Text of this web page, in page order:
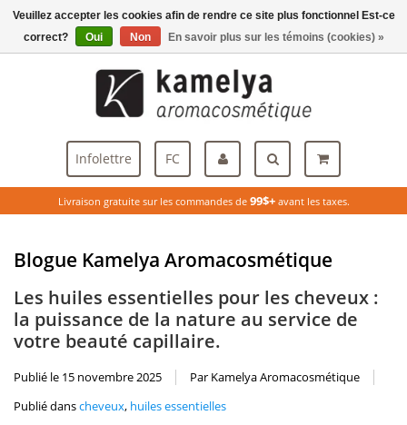
Livraison gratuite sur les commandes de 99$+avant les taxes.
Menu
Infolettre FC
Blogue Kamelya Aromacosmétique
Les huiles essentielles pour les cheveux :
la puissance de la nature au service de
votre beauté capillaire.
Publié le 15 novembre 2025
Par Kamelya Aromacosmétique
Publié danscheveux, huiles essentielles
Veuillez accepter les cookies afin de rendre ce site plus fonctionnel Est-ce
correct?
Oui Non En savoir plus sur les témoins (cookies) »